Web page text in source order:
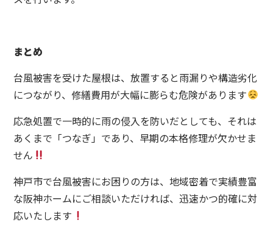
まとめ
台風被害を受けた屋根は、放置すると雨漏りや構造劣化
につながり、修繕費用が大幅に膨らむ危険があります
応急処置で一時的に雨の侵入を防いだとしても、それは
あくまで「つなぎ」であり、早期の本格修理が欠かせま
せん
神戸市で台風被害にお困りの方は、地域密着で実績豊富
な阪神ホームにご相談いただければ、迅速かつ的確に対
応いたします